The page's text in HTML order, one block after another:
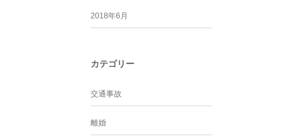
2018年6月
カテゴリー
交通事故
離婚